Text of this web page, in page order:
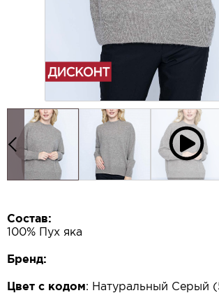
Состав:
100% Пух яка
Бренд:
Цвет с кодом: Натуральный Серый